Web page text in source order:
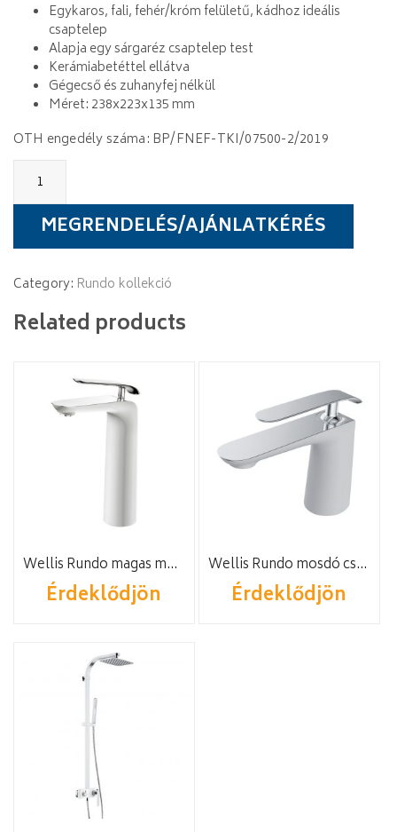
Egykaros, fali, fehér/króm felületű, kádhoz ideális
csaptelep
Alapja egy sárgaréz csaptelep test
Kerámiabetéttel ellátva
Gégecső és zuhanyfej nélkül
Méret: 238x223x135 mm
OTH engedély száma: BP/FNEF-TKI/07500-2/2019
Wellis
Rundo
kád
csaptelep
quantityMEGRENDELÉS/AJÁNLATKÉRÉS
Category: Rundo kollekció
Related products
Wellis Rundo magas mosdó csaptelep
Érdeklődjön
Wellis Rundo mosdó csaptelep
Érdeklődjön